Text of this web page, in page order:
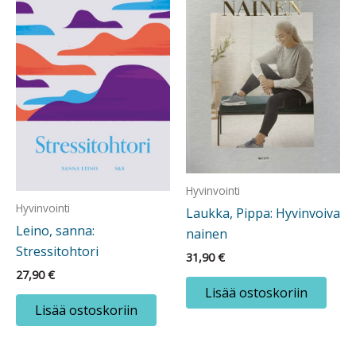
Hyvinvointi
Leino, sanna:
Stressitohtori
27,90€
Lisää ostoskoriin
Hyvinvointi
Laukka, Pippa: Hyvinvoiva
nainen
31,90€
Lisää ostoskoriin